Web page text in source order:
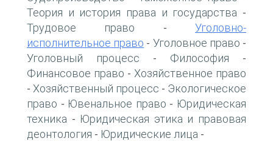
Теория и история права и государства -
Трудовое право -Уголовно-
исполнительное право - Уголовное право -
Уголовный процесс - Философия -
Финансовое право - Хозяйственное право
- Хозяйственный процесс - Экологическое
право - Ювенальное право - Юридическая
техника - Юридическая этика и правовая
деонтология - Юридические лица -